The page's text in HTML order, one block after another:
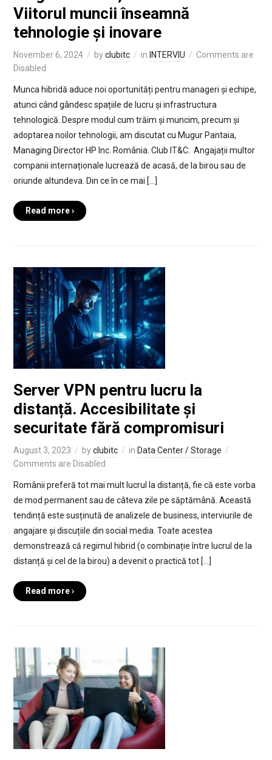
Viitorul muncii înseamnă
tehnologie și inovare
November 6, 2024 byclubitc in INTERVIU
Comments are
Disabled
Munca hibridă aduce noi oportunități pentru manageri și echipe,
atunci când gândesc spațiile de lucru și infrastructura
tehnologică. Despre modul cum trăim și muncim, precum și
adoptarea noilor tehnologii, am discutat cu Mugur Pantaia,
Managing Director HP Inc. România. Club IT&C: Angajații multor
companii internaționale lucrează de acasă, de la birou sau de
oriunde altundeva. Din ce în ce mai […]
Read more ›
Server VPN pentru lucru la
distanță. Accesibilitate și
securitate fără compromisuri
August 3, 2023 byclubitc in Data Center / Storage
Comments are Disabled
Românii preferă tot mai mult lucrul la distanță, fie că este vorba
de mod permanent sau de câteva zile pe săptămână. Această
tendință este susținută de analizele de business, interviurile de
angajare și discuțiile din social media. Toate acestea
demonstrează că regimul hibrid (o combinație între lucrul de la
distanță și cel de la birou) a devenit o practică tot […]
Read more ›